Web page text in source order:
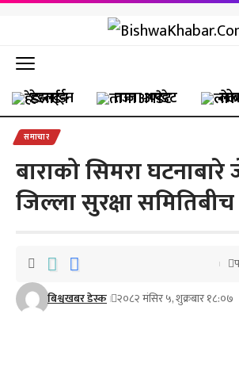
हेडलाईन ताजा अपडेट
समाचार
बाराको सिमरा
जिल्ला सुरक्षा
बिश्वखबर डेस्क २०८२ मंसिर ५, शुक्रबार १८:०७